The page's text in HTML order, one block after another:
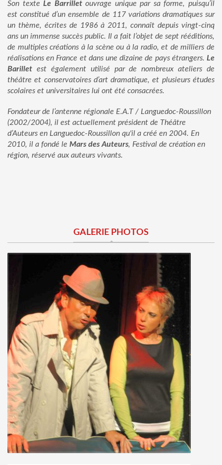
Son texteLe Barrilletouvrage unique par sa forme, puisqu’il
est constitué d’un ensemble de 117 variations dramatiques sur
un thème, écrites de 1986 à 2011, connaît depuis vingt-cinq
ans un immense succès public. Il a fait l’objet de sept rééditions,
de multiples créations à la scène ou à la radio, et de milliers de
réalisations en France et dans une dizaine de pays étrangers. Le
Barillet est également utilisé par de nombreux ateliers de
théâtre et conservatoires d’art dramatique, et plusieurs études
scolaires et universitaires lui ont été consacrées.
Fondateur de l’antenne régionale E.A.T / Languedoc-Roussillon
(2002/2004), il est actuellement président de Théâtre
d’Auteurs en Languedoc-Roussillon qu'il a créé en 2004. En
2010, il a fondé le Mars des Auteurs, Festival de création en
région, réservé aux auteurs vivants.
GALERIE PHOTOS